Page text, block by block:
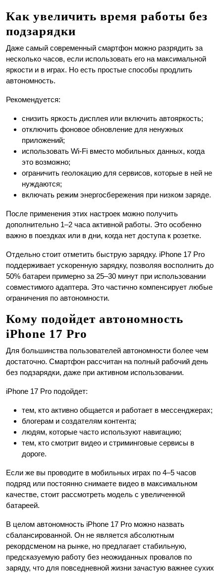
Как увеличить время работы без
подзарядки
Даже самый современный смартфон можно разрядить за
несколько часов, если использовать его на максимальной
яркости и в играх. Но есть простые способы продлить
автономность.
Рекомендуется:
снизить яркость дисплея или включить автояркость;
отключить фоновое обновление для ненужных
приложений;
использовать Wi-Fi вместо мобильных данных, когда
это возможно;
ограничить геолокацию для сервисов, которые в ней не
нуждаются;
включать режим энергосбережения при низком заряде.
После применения этих настроек можно получить
дополнительно 1–2 часа активной работы. Это особенно
важно в поездках или в дни, когда нет доступа к розетке.
Отдельно стоит отметить быструю зарядку. iPhone 17 Pro
поддерживает ускоренную зарядку, позволяя восполнить до
50% батареи примерно за 25–30 минут при использовании
совместимого адаптера. Это частично компенсирует любые
ограничения по автономности.
Кому подойдет автономность
iPhone 17 Pro
Для большинства пользователей автономности более чем
достаточно. Смартфон рассчитан на полный рабочий день
без подзарядки, даже при активном использовании.
iPhone 17 Pro подойдет:
тем, кто активно общается и работает в мессенджерах;
блогерам и создателям контента;
людям, которые часто используют навигацию;
тем, кто смотрит видео и стриминговые сервисы в
дороге.
Если же вы проводите в мобильных играх по 4–5 часов
подряд или постоянно снимаете видео в максимальном
качестве, стоит рассмотреть модель с увеличенной
батареей.
В целом автономность iPhone 17 Pro можно назвать
сбалансированной. Он не является абсолютным
рекордсменом на рынке, но предлагает стабильную,
предсказуемую работу без неожиданных провалов по
заряду, что для повседневной жизни зачастую важнее сухих